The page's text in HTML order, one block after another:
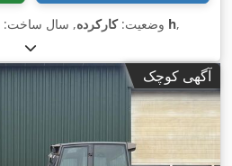
وضعیت:کارکرده, سال ساخت: ۷٬۸۴۴ h,
آگهی کوچک